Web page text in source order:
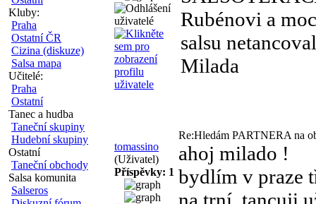
Kluby:
Praha
Ostatní ČR
Cizina (diskuze)
Salsa mapa
Učitelé:
Praha
Ostatní
Tanec a hudba
Taneční skupiny
Hudební skupiny
Ostatní
Taneční obchody
Salsa komunita
Salseros
Rubénovi a
salsu
Milada
tomassino
(Uživatel)
Příspěvky: 1
Re:Hledám PARTNERA na
ahoj milado !
bydlím v praze